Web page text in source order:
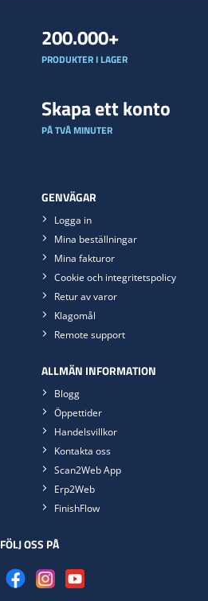
200.000+
PRODUKTER I LAGER
Skapa ett konto
PÅ TVÅ MINUTER
GENVÄGAR
Logga in
Mina beställningar
Mina fakturor
Cookie och integritetspolicy
Retur av varor
Klagomål
Remote support
ALLMÄN INFORMATION
Blogg
Öppettider
Handelsvillkor
Kontakta oss
Scan2Web App
Erp2Web
FinishFlow
FÖLJ OSS PÅ